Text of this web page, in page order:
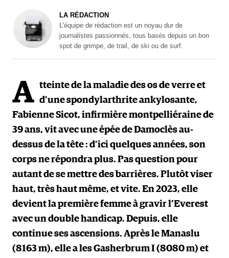
LA RÉDACTION
L'équipe de rédaction est un noyau dur de
journalistes passionnés, tous basés depuis un bon
spot de grimpe, de trail, de ski ou de surf.
A tteinte de la maladie des os de verre et
d’une spondylarthrite ankylosante,
Fabienne Sicot, infirmière montpelliéraine de
39 ans, vit avec une épée de Damoclès au-
dessus de la tête : d’ici quelques années, son
corps ne répondra plus. Pas question pour
autant de se mettre des barrières. Plutôt viser
haut, très haut même, et vite. En 2023, elle
devient la première femme à gravir l’Everest
avec un double handicap. Depuis, elle
continue ses ascensions. Après le Manaslu
(8163 m), elle a les Gasherbrum I (8080 m) et